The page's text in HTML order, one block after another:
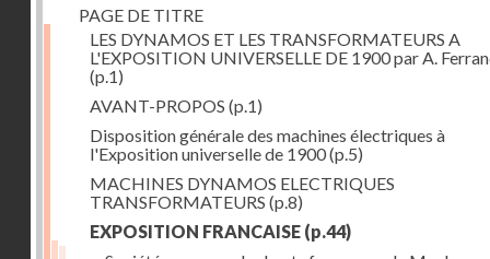
PAGE DE TITRE
LES DYNAMOS ET LES TRANSFORMATEURS A
L'EXPOSITION UNIVERSELLE DE 1900 par A.
(p.1)
AVANT-PROPOS (p.1)
Disposition générale des machines électriques à
l'Exposition universelle de 1900(p.5)
MACHINES DYNAMOS ELECTRIQUES
TRANSFORMATEURS (p.8)
EXPOSITION FRANCAISE (p.44)